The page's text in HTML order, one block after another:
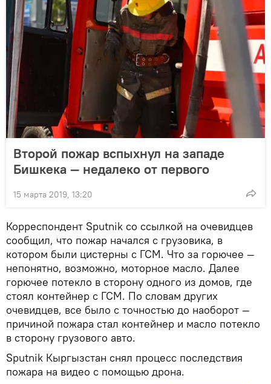
Второй пожар вспыхнул на западе
Бишкека — недалеко от первого
15 марта 2019, 13:20
Корреспондент Sputnik со ссылкой на очевидцев
сообщил, что пожар начался с грузовика, в
котором были цистерны с ГСМ. Что за горючее —
непонятно, возможно, моторное масло. Далее
горючее потекло в сторону одного из домов, где
стоял контейнер с ГСМ. По словам других
очевидцев, все было с точностью до наоборот —
причиной пожара стал контейнер и масло потекло
в сторону грузового авто.
Sputnik Кыргызстан снял процесс последствия
пожара на видео с помощью дрона.